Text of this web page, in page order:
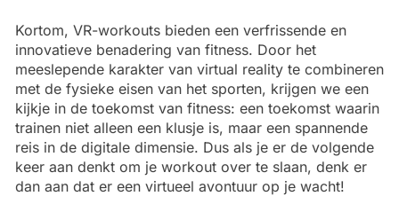
Kortom, VR-workouts bieden een verfrissende en
innovatieve benadering van fitness. Door het
meeslepende karakter van virtual reality te combineren
met de fysieke eisen van het sporten, krijgen we een
kijkje in de toekomst van fitness: een toekomst waarin
trainen niet alleen een klusje is, maar een spannende
reis in de digitale dimensie. Dus als je er de volgende
keer aan denkt om je workout over te slaan, denk er
dan aan dat er een virtueel avontuur op je wacht!